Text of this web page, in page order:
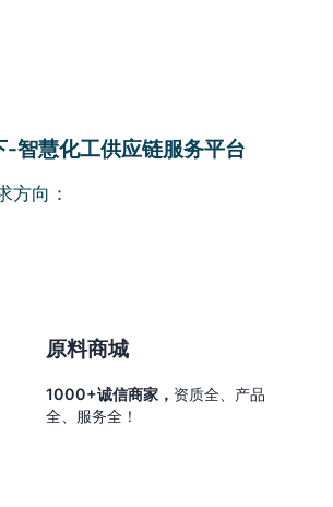
-智慧化工供应链服务平台
方向：
原料商城
1000+诚信商家， 资质全、产品
全、服务全！